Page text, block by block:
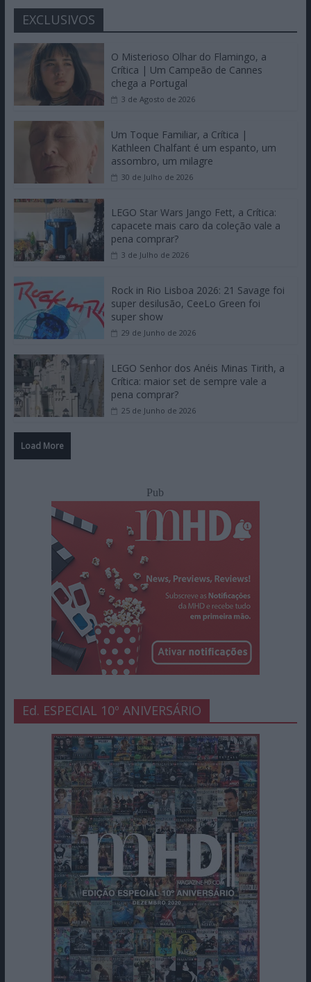
EXCLUSIVOS
O Misterioso Olhar do Flamingo, a
Crítica | Um Campeão de Cannes
chega a Portugal
3 de Agosto de 2026
Um Toque Familiar, a Crítica |
Kathleen Chalfant é um espanto, um
assombro, um milagre
30 de Julho de 2026
LEGO Star Wars Jango Fett, a Crítica:
capacete mais caro da coleção vale a
pena comprar?
3 de Julho de 2026
Rock in Rio Lisboa 2026: 21 Savage foi
super desilusão, CeeLo Green foi
super show
29 de Junho de 2026
LEGO Senhor dos Anéis Minas Tirith, a
Crítica: maior set de sempre vale a
pena comprar?
25 de Junho de 2026
Load More
Pub
Ed. ESPECIAL 10º ANIVERSÁRIO